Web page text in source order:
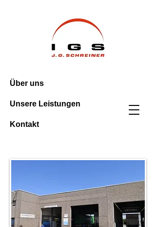
Über uns
Unsere Leistungen
Kontakt